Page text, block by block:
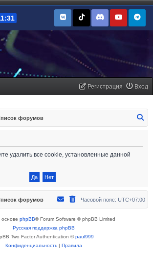
Вход
Регистрация
форумов
удалить все cookie, установленные данной
форумов Часовой пояс: UTC+07:00
phpBB® Forum Software © phpBB Limited
Русская поддержка phpBB
Two Factor Authentication ©paul999
Конфиденциальность| Правила